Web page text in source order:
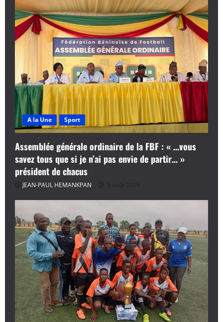
A la Une Sport
Assemblée générale ordinaire de la FBF : « …vous
savez tous que si je n’ai pas envie de partir… »
président de chacus
JEAN-PAUL HEMANKPAN 5 août 2026